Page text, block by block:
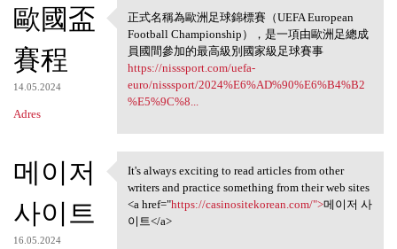
歐國盃
賽程
14.05.2024
Adres
正式名稱為歐洲足球錦標賽
（UEFA European
正式名稱為歐洲足球錦標賽（UEFA European
Football Championship），是一項由歐洲足總成
員國間參加的最高級別國家級足球賽事
https://nisssport.com/uefa-
euro/nisssport/2024%E6%AD%90%E6%B4%B2
%E5%9C%8...
메이저
사이트
16.05.2024
It's always exciting to read
It's always exciting to read articles from other
writers and practice something from their web sites
<a href="https://casinositekorean.com/">메이저 사
이트</a>